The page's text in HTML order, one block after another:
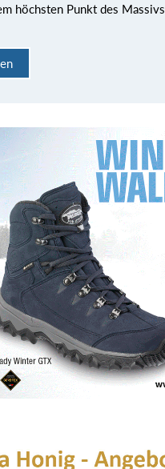
höchsten Punkt des Massivs.